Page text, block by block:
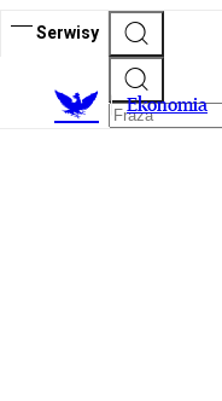
Serwisy
Ekonomia